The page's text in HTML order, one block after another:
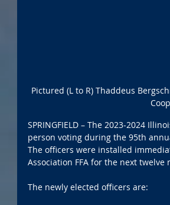
Pictured (L to R) Thaddeus
SPRINGFIELD – The 2023-2024
person voting during the 95th
The officers were installed
Association FFA for the next twelve
The newly elected officers are: